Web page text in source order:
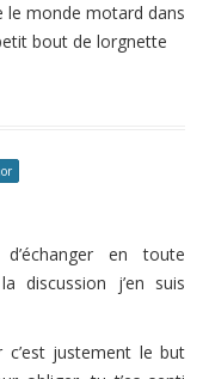
le monde motard dans
bout de lorgnette
en toute
discussion j’en suis
c’est justement le but